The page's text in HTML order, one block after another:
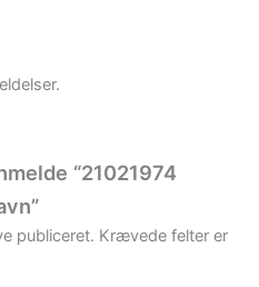
“21021974
publiceret. Krævede felter er